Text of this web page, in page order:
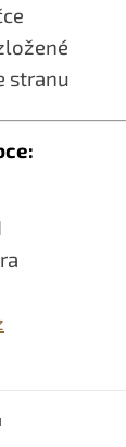
stranu